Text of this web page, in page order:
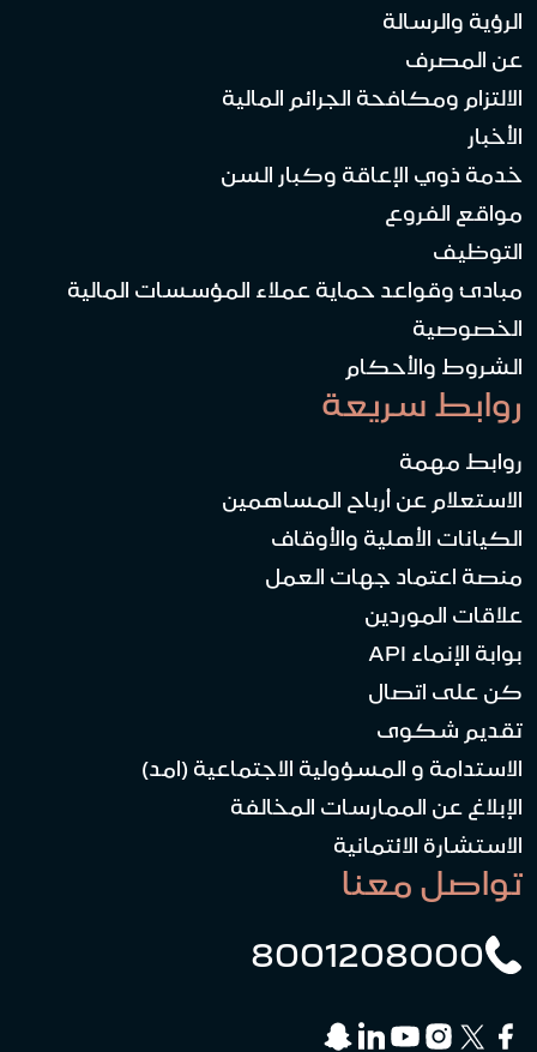
الرؤية والرسالة
عن المصرف
الالتزام ومكافحة الجرائم المالية
الأخبار
خدمة ذوي الإعاقة وكبار السن
مواقع الفروع
التوظيف
مبادئ وقواعد حماية عملاء المؤسسات المالية
الخصوصية
الشروط والأحكام
روابط سريعة
روابط مهمة
الاستعلام عن أرباح المساهمين
الكيانات الأهلية والأوقاف
منصة اعتماد جهات العمل
علاقات الموردين
بوابة الإنماء API
كن على اتصال
تقديم شكوى
الاستدامة و المسؤولية الاجتماعية (امد)
الإبلاغ عن الممارسات المخالفة
الاستشارة الائتمانية
تواصل معنا
8001208000